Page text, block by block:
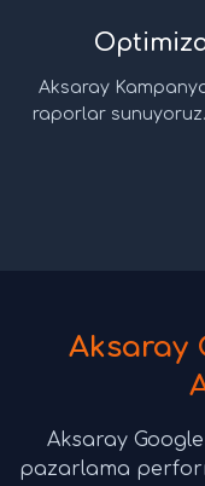
Aksaray
raporlar
Aksaray
Aksaray
pazarlama